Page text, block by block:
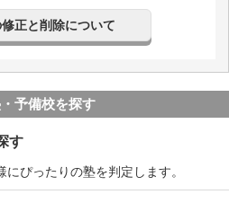
正と削除について
予備校を探す
す
ぴったりの塾を判定します。